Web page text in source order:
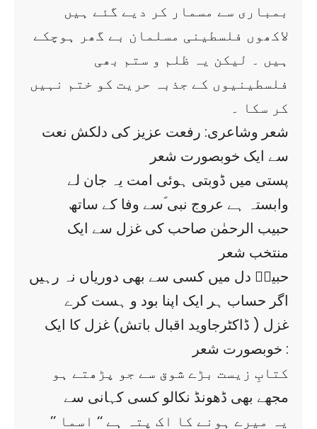
بمباری سے مسمار کر دیے گئے ہیں
لاکھوں فلسطینی مسلمان بے گھر ہوچکے
ہیں ۔ لیکن یہ ظلم و ستم بھی
فلسطینیوں کے جذبہ حریت کو ختم نہیں
کر سکا ۔
شعر وشاعری: رفعت عزیز کی دلکش نعت
سے ایک خوبصورت شعر
پستی میں ڈوبتی ہوئی امت یہ جان لے
وابستہ ہے عروج نبی ؐسے وفا کے ساتھ
حبیب الرحمٰن صاحب کی غزل سے ایک
منتخب شعر
حبیبؔ دل میں کسی سے بھی دوریاں نہ رہیں
اگر حساب ہر ایک اپنا بود و ہست کرے
غزل ( ڈاکٹرجاوید اقبال باتش) غزل کا ایک
خوبصورت شعر :
کتابِ زیست بڑے شوق سے جو پڑھتے ہو
مجھے بھی ڈھونڈ نکالو کسی کہانی سے
’’ یہ میرے ہونے کا اک پتہ ہے ‘‘ اسما